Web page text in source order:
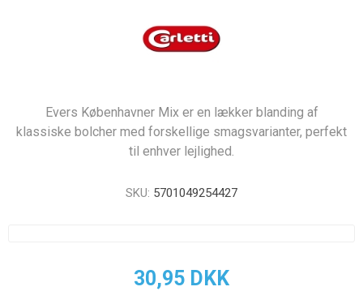
Evers Københavner Mix er en lækker blanding af
klassiske bolcher med forskellige smagsvarianter, perfekt
til enhver lejlighed.
SKU: 5701049254427
30,95 DKK